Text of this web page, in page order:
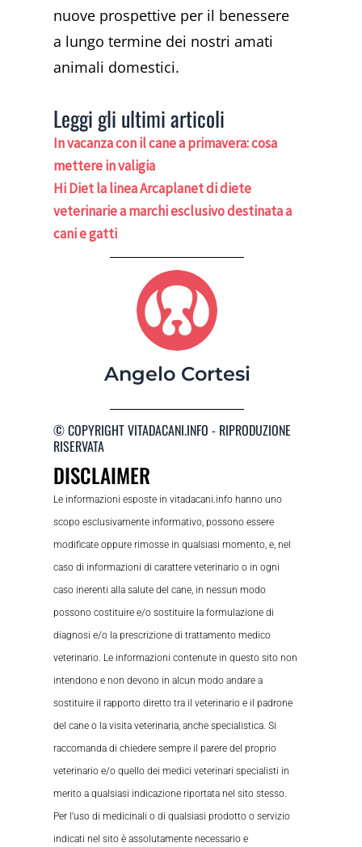
nuove prospettive per il benessere
a lungo termine dei nostri amati
animali domestici.
Leggi gli ultimi articoli
In vacanza con il cane a primavera: cosa
mettere in valigia
Hi Diet la linea Arcaplanet di diete
veterinarie a marchi esclusivo destinata a
cani e gatti
Angelo Cortesi
© COPYRIGHT VITADACANI.INFO - RIPRODUZIONE
RISERVATA
DISCLAIMER
Le informazioni esposte in vitadacani.info hanno uno
scopo esclusivamente informativo, possono essere
modificate oppure rimosse in qualsiasi momento, e, nel
caso di informazioni di carattere veterinario o in ogni
caso inerenti alla salute del cane, in nessun modo
possono costituire e/o sostituire la formulazione di
diagnosi e/o la prescrizione di trattamento medico
veterinario. Le informazioni contenute in questo sito non
intendono e non devono in alcun modo andare a
sostituire il rapporto diretto tra il veterinario e il padrone
del cane o la visita veterinaria, anche specialistica. Si
raccomanda di chiedere sempre il parere del proprio
veterinario e/o quello dei medici veterinari specialisti in
merito a qualsiasi indicazione riportata nel sito stesso.
Per l’uso di medicinali o di qualsiasi prodotto o servizio
indicati nel sito è assolutamente necessario e